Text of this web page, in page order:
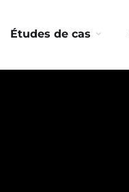
Études de cas